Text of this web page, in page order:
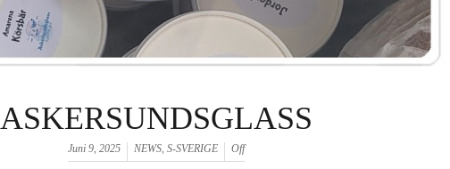
ASKERSUNDSGLASS
Juni 9, 2025 NEWS, S-SVERIGE Off